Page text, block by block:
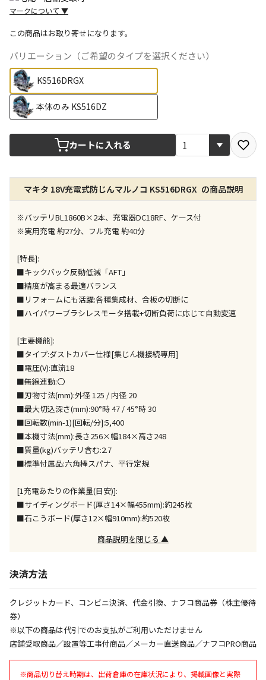
マークについて ▼
宅配や店舗受取を選択できる商品です
店舗のみで受取できる商品です（宅配便でのお届けが
できません）
※同時購入の商品は、全て同じ店舗での受取となりま
す
特定の店舗のみで受取ができる商品です（宅配便での
※同時購入の商品は、全て同じ店舗での受取となりま
す
委託業者によりお届けする商品です
※ほか商品との同時購入はできません。お手数です
が、ご購入手続きを分けてお買い求めください
宅配のみでお届けする商品です（店舗受取は選択でき
ません）
※「宅配・店舗受取」「宅配のみ」マークの商品のみ
同時購入が可能です
出荷いたします。
ただし、メーカーの営業日に基づき出荷手続きを行う
ため、通常よりお時間をいただく場合がございます。
また、日曜・祝日や年末年始などの長期休業期間中
は、休業明けからの出荷対応となります。
設置工事代金も含まれた商品です
決定となります。
エアコンの取付工事が必要な商品です。別途費用が発
生する場合がございます。
商品購入個数ごとに送料がかかる商品です
この商品はお取り寄せになります。
バリエーション（ご希望のタイプを選択ください）
KS516DRGX
本体のみ KS516DZ
カートに入れる
マキタ 18V充電式防じんマルノコ KS516DRGX の商品説明
※バッテリBL1860B×2本、充電器DC18RF、ケース付
※実用充電 約27分、フル充電 約40分
[特長]:
■キックバック反動低減「AFT」
■精度が高まる最適バランス
■リフォームにも活躍:各種集成材、合板の切断に
■ハイパワーブラシレスモータ搭載+切断負荷に応じて自動変速
[主要機能]:
■タイプ:ダストカバー仕様[集じん機接続専用]
■電圧(V):直流18
■無線連動:〇
■刃物寸法(mm):外径 125 / 内径 20
■最大切込深さ(mm):90°時 47 / 45°時 30
■回転数(min-1)[回転/分]:5,400
■本機寸法(mm):長さ256×幅184×高さ248
■質量(kg)バッテリ含む:2.7
■標準付属品:六角棒スパナ、平行定規
[1充電あたりの作業量(目安)]:
■サイディングボード(厚さ14×幅455mm):約245枚
■石こうボード(厚さ12×幅910mm):約520枚
商品説明を閉じる ▲
決済方法
クレジットカード、コンビニ決済、代金引換、ナフコ商品券（株主優待
券）
※以下の商品は代引でのお支払がご利用いただけません
店舗受取商品／設置等工事付商品／メーカー直送商品／ナフコPRO商品
※商品切り替え時期は、出荷倉庫の在庫状況により、掲載画像と実際